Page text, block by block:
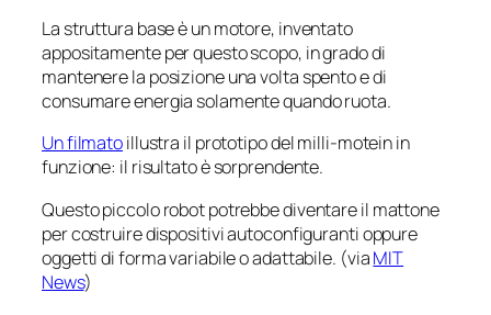
La struttura base è un motore, inventato
appositamente per questo scopo, in grado di
mantenere la posizione una volta spento e di
consumare energia solamente quando ruota.
Un filmatoillustra il prototipo del milli-motein in
funzione: il risultato è sorprendente.
Questo piccolo robot potrebbe diventare il mattone
per costruire dispositivi autoconfiguranti oppure
oggetti di forma variabile o adattabile. (viaMIT
News)